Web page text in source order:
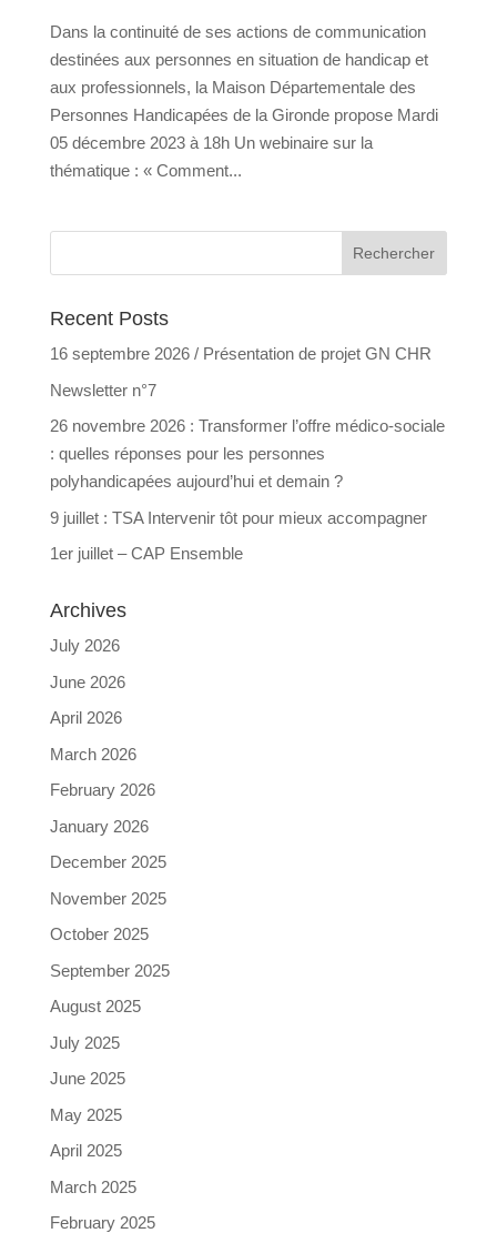
Dans la continuité de ses actions de communication
destinées aux personnes en situation de handicap et
aux professionnels, la Maison Départementale des
Personnes Handicapées de la Gironde propose Mardi
05 décembre 2023 à 18h Un webinaire sur la
thématique : « Comment...
Recent Posts
16 septembre 2026 / Présentation de projet GN CHR
Newsletter n°7
26 novembre 2026 : Transformer l’offre médico-sociale
: quelles réponses pour les personnes
polyhandicapées aujourd’hui et demain ?
9 juillet : TSA Intervenir tôt pour mieux accompagner
1er juillet – CAP Ensemble
Archives
July 2026
June 2026
April 2026
March 2026
February 2026
January 2026
December 2025
November 2025
October 2025
September 2025
August 2025
July 2025
June 2025
May 2025
April 2025
March 2025
February 2025